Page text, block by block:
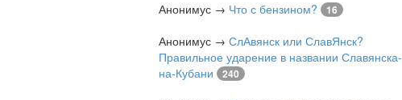
Анонимус → Что с бензином? 16
Анонимус → СлАвянск или СлавЯнск?
Правильное ударение в названии Славянска-
на-Кубани
240